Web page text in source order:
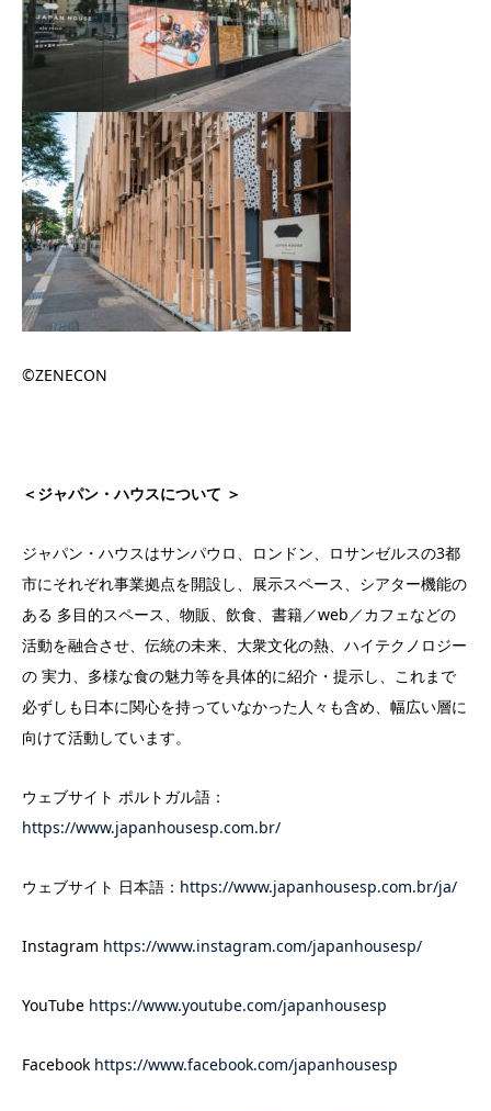
©ZENECON
＜ジャパン・ハウスについて ＞
ジャパン・ハウスはサンパウロ、ロンドン、ロサンゼルスの3都
市にそれぞれ事業拠点を開設し、展示スペース、シアター機能の
ある 多目的スペース、物販、飲食、書籍／web／カフェなどの
活動を融合させ、伝統の未来、大衆文化の熱、ハイテクノロジー
の 実力、多様な食の魅力等を具体的に紹介・提示し、これまで
必ずしも日本に関心を持っていなかった人々も含め、幅広い層に
向けて活動しています。
ウェブサイト ポルトガル語：
https://www.japanhousesp.com.br/
ウェブサイト 日本語： https://www.japanhousesp.com.br/ja/
Instagram https://www.instagram.com/japanhousesp/
YouTube https://www.youtube.com/japanhousesp
Facebook https://www.facebook.com/japanhousesp